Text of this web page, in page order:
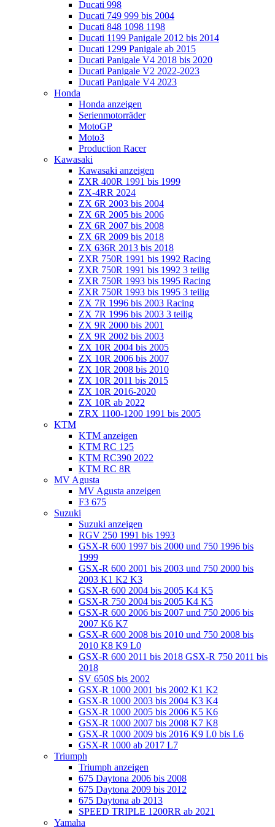
Ducati 998
Ducati 749 999 bis 2004
Ducati 848 1098 1198
Ducati 1199 Panigale 2012 bis 2014
Ducati 1299 Panigale ab 2015
Ducati Panigale V4 2018 bis 2020
Ducati Panigale V2 2022-2023
Ducati Panigale V4 2023
Honda
Honda anzeigen
Serienmotorräder
MotoGP
Moto3
Production Racer
Kawasaki
Kawasaki anzeigen
ZXR 400R 1991 bis 1999
ZX-4RR 2024
ZX 6R 2003 bis 2004
ZX 6R 2005 bis 2006
ZX 6R 2007 bis 2008
ZX 6R 2009 bis 2018
ZX 636R 2013 bis 2018
ZXR 750R 1991 bis 1992 Racing
ZXR 750R 1991 bis 1992 3 teilig
ZXR 750R 1993 bis 1995 Racing
ZXR 750R 1993 bis 1995 3 teilig
ZX 7R 1996 bis 2003 Racing
ZX 7R 1996 bis 2003 3 teilig
ZX 9R 2000 bis 2001
ZX 9R 2002 bis 2003
ZX 10R 2004 bis 2005
ZX 10R 2006 bis 2007
ZX 10R 2008 bis 2010
ZX 10R 2011 bis 2015
ZX 10R 2016-2020
ZX 10R ab 2022
ZRX 1100-1200 1991 bis 2005
KTM
KTM anzeigen
KTM RC 125
KTM RC390 2022
KTM RC 8R
MV Agusta
MV Agusta anzeigen
F3 675
Suzuki
Suzuki anzeigen
RGV 250 1991 bis 1993
GSX-R 600 1997 bis 2000 und 750 1996 bis
1999
GSX-R 600 2001 bis 2003 und 750 2000 bis
2003 K1 K2 K3
GSX-R 600 2004 bis 2005 K4 K5
GSX-R 750 2004 bis 2005 K4 K5
GSX-R 600 2006 bis 2007 und 750 2006 bis
2007 K6 K7
GSX-R 600 2008 bis 2010 und 750 2008 bis
2010 K8 K9 L0
GSX-R 600 2011 bis 2018 GSX-R 750 2011 bis
2018
SV 650S bis 2002
GSX-R 1000 2001 bis 2002 K1 K2
GSX-R 1000 2003 bis 2004 K3 K4
GSX-R 1000 2005 bis 2006 K5 K6
GSX-R 1000 2007 bis 2008 K7 K8
GSX-R 1000 2009 bis 2016 K9 L0 bis L6
GSX-R 1000 ab 2017 L7
Triumph
Triumph anzeigen
675 Daytona 2006 bis 2008
675 Daytona 2009 bis 2012
675 Daytona ab 2013
SPEED TRIPLE 1200RR ab 2021
Yamaha